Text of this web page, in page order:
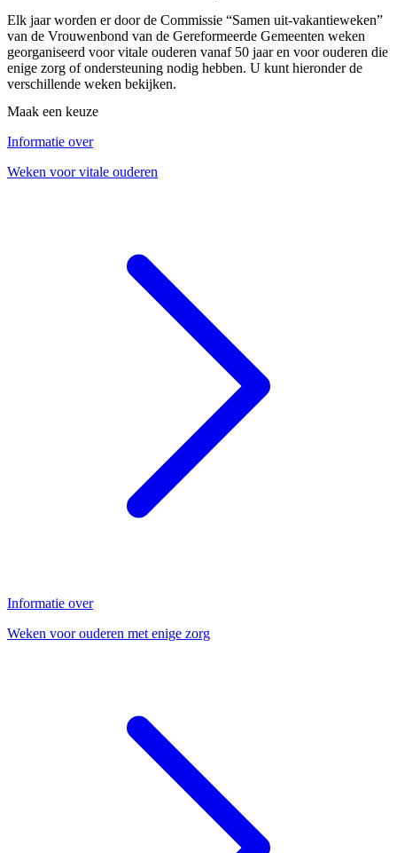
Elk jaar worden er door de Commissie “Samen uit-vakantieweken”
van de Vrouwenbond van de Gereformeerde Gemeenten weken
georganiseerd voor vitale ouderen vanaf 50 jaar en voor ouderen die
enige zorg of ondersteuning nodig hebben. U kunt hieronder de
verschillende weken bekijken.
Maak een keuze
Informatie over
Weken voor vitale ouderen
Informatie over
Weken voor ouderen met enige zorg